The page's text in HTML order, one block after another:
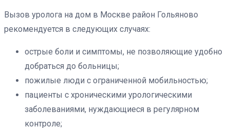
Вызов уролога на дом в Москве район Гольяново
рекомендуется в следующих случаях:
острые боли и симптомы, не позволяющие удобно
добраться до больницы;
пожилые люди с ограниченной мобильностью;
пациенты с хроническими урологическими
заболеваниями, нуждающиеся в регулярном
контроле;